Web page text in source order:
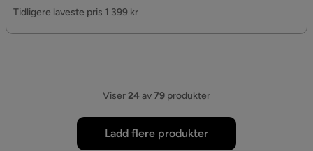
Pris
Tidligere laveste pris 1 399 kr
Viser24av79 produkter
Ladd flere produkter